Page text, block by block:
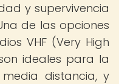
y supervivencia
de las opciones
VHF (Very High
ideales para la
distancia, y